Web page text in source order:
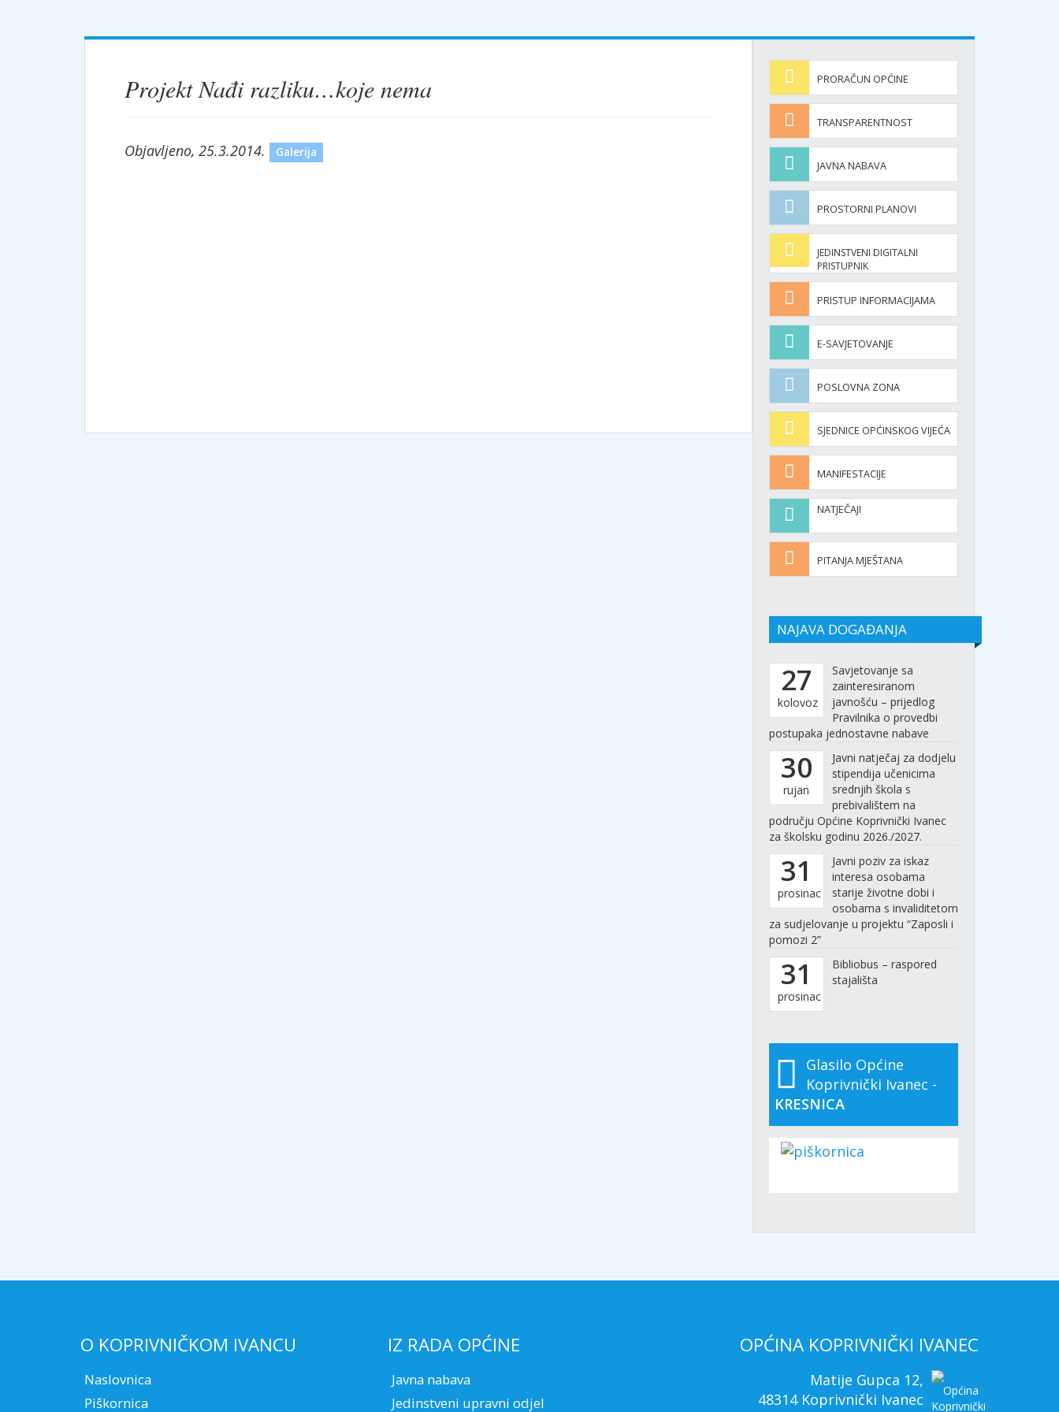
Projekt Nađi razliku…koje nema
Objavljeno, 25.3.2014. Galerija
PRORAČUN OPĆINE
TRANSPARENTNOST
JAVNA NABAVA
PROSTORNI PLANOVI
JEDINSTVENI DIGITALNI
PRISTUPNIK
PRISTUP INFORMACIJAMA
E-SAVJETOVANJE
POSLOVNA ZONA
SJEDNICE OPĆINSKOG VIJEĆA
MANIFESTACIJE
NATJEČAJI
PITANJA MJEŠTANA
NAJAVA DOGAĐANJA
27
kolovoz
Savjetovanje sa
zainteresiranom
javnošću – prijedlog
Pravilnika o provedbi
postupaka jednostavne nabave
30
rujan
Javni natječaj za dodjelu
stipendija učenicima
srednjih škola s
prebivalištem na
području Općine Koprivnički Ivanec
za školsku godinu 2026./2027.
31
prosinac
Javni poziv za iskaz
interesa osobama
starije životne dobi i
osobama s invaliditetom
za sudjelovanje u projektu “Zaposli i
pomozi 2”
31
prosinac
Bibliobus – raspored
stajališta
Glasilo Općine
Koprivnički Ivanec -
KRESNICA
O KOPRIVNIČKOM IVANCU
Naslovnica
Piškornica
IZ RADA OPĆINE
Javna nabava
Jedinstveni upravni odjel
OPĆINA KOPRIVNIČKI IVANEC
Matije Gupca 12,
48314 Koprivnički Ivanec